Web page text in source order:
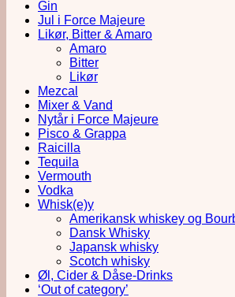
Gin
Jul i Force Majeure
Likør, Bitter & Amaro
Amaro
Bitter
Likør
Mezcal
Mixer & Vand
Nytår i Force Majeure
Pisco & Grappa
Raicilla
Tequila
Vermouth
Vodka
Whisk(e)y
Amerikansk whiskey og
Dansk Whisky
Japansk whisky
Scotch whisky
Øl, Cider & Dåse-Drinks
‘Out of category’